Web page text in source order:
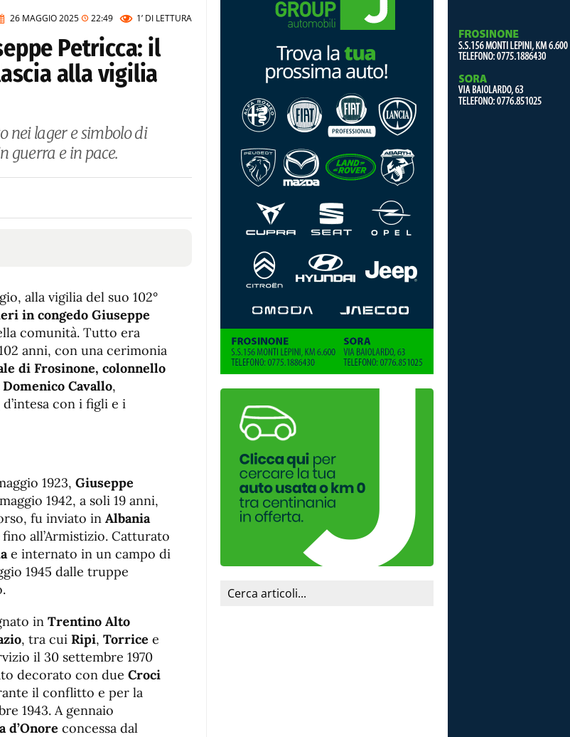
26 MAGGIO 2025 22:49 1’ DI LETTURA
Petricca: il
alla vigilia
nei lager e simbolo di
guerra e in pace.
alla vigilia del suo 102°
in congedo Giuseppe
comunità. Tutto era
anni, con una cerimonia
di Frosinone, colonnello
Cavallo,
d’intesa con i figli e i
1923, Giuseppe
1942, a soli 19 anni,
fu inviato in Albania
all’Armistizio. Catturato
e internato in un campo di
1945 dalle truppe
in Trentino Alto
, tra cui Ripi, Torrice e
il 30 settembre 1970
decorato con due Croci
il conflitto e per la
1943. A gennaio
d’Onore concessa dal